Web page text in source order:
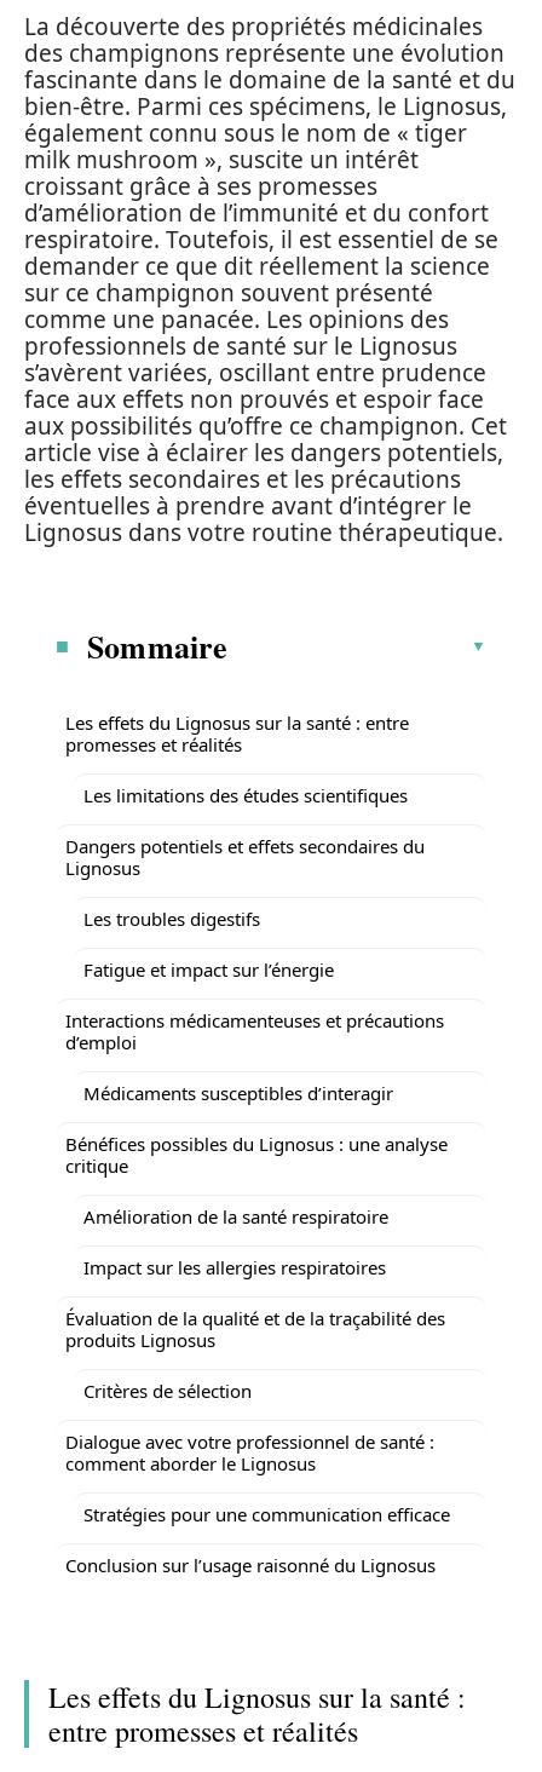
La découverte des propriétés médicinales
des champignons représente une évolution
fascinante dans le domaine de la santé et du
bien-être. Parmi ces spécimens, le Lignosus,
également connu sous le nom de « tiger
milk mushroom », suscite un intérêt
croissant grâce à ses promesses
d’amélioration de l’immunité et du confort
respiratoire. Toutefois, il est essentiel de se
demander ce que dit réellement la science
sur ce champignon souvent présenté
comme une panacée. Les opinions des
professionnels de santé sur le Lignosus
s’avèrent variées, oscillant entre prudence
face aux effets non prouvés et espoir face
aux possibilités qu’offre ce champignon. Cet
article vise à éclairer les dangers potentiels,
les effets secondaires et les précautions
éventuelles à prendre avant d’intégrer le
Lignosus dans votre routine thérapeutique.
Sommaire
Les effets du Lignosus sur la santé : entre
promesses et réalités
Les limitations des études scientifiques
Dangers potentiels et effets secondaires du
Lignosus
Les troubles digestifs
Fatigue et impact sur l’énergie
Interactions médicamenteuses et précautions
d’emploi
Médicaments susceptibles d’interagir
Bénéfices possibles du Lignosus : une analyse
critique
Amélioration de la santé respiratoire
Impact sur les allergies respiratoires
Évaluation de la qualité et de la traçabilité des
produits Lignosus
Critères de sélection
Dialogue avec votre professionnel de santé :
comment aborder le Lignosus
Stratégies pour une communication efficace
Conclusion sur l’usage raisonné du Lignosus
Les effets du Lignosus sur la santé :
entre promesses et réalités